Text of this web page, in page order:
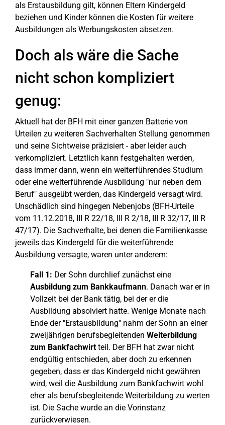
als Erstausbildung gilt, können Eltern Kindergeld
beziehen und Kinder können die Kosten für weitere
Ausbildungen als Werbungskosten absetzen.
Doch als wäre die Sache
nicht schon kompliziert
genug:
Aktuell hat der BFH mit einer ganzen Batterie von
Urteilen zu weiteren Sachverhalten Stellung genommen
und seine Sichtweise präzisiert - aber leider auch
verkompliziert. Letztlich kann festgehalten werden,
dass immer dann, wenn ein weiterführendes Studium
oder eine weiterführende Ausbildung "nur neben dem
Beruf" ausgeübt werden, das Kindergeld versagt wird.
Unschädlich sind hingegen Nebenjobs (BFH-Urteile
vom 11.12.2018, III R 22/18, III R 2/18, III R 32/17, III R
47/17). Die Sachverhalte, bei denen die Familienkasse
jeweils das Kindergeld für die weiterführende
Ausbildung versagte, waren unter anderem:
Fall 1: Der Sohn durchlief zunächst eine
Ausbildung zum Bankkaufmann. Danach war er in
Vollzeit bei der Bank tätig, bei der er die
Ausbildung absolviert hatte. Wenige Monate nach
Ende der "Erstausbildung" nahm der Sohn an einer
zweijährigen berufsbegleitenden Weiterbildung
zum Bankfachwirtteil. Der BFH hat zwar nicht
endgültig entschieden, aber doch zu erkennen
gegeben, dass er das Kindergeld nicht gewähren
wird, weil die Ausbildung zum Bankfachwirt wohl
eher als berufsbegleitende Weiterbildung zu werten
ist. Die Sache wurde an die Vorinstanz
zurückverwiesen.